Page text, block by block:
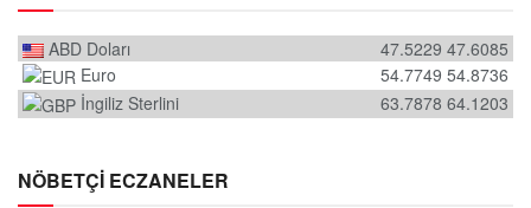
ABD Doları 47.6085
47.5229
Euro
54.8736
54.7749
İngiliz Sterlini
64.1203
63.7878
NÖBETÇİ ECZANELER